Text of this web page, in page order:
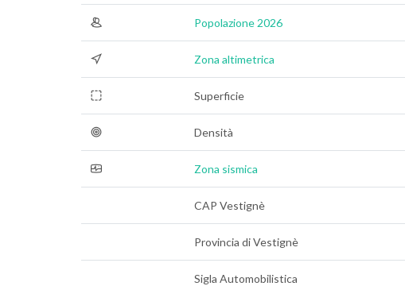
Popolazione 2026
Zona altimetrica
Superficie
Densità
Zona sismica
CAP Vestignè
Provincia di Vestignè
Sigla Automobilistica